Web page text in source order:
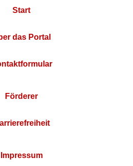
Start
das Portal
Förderer
Impressum